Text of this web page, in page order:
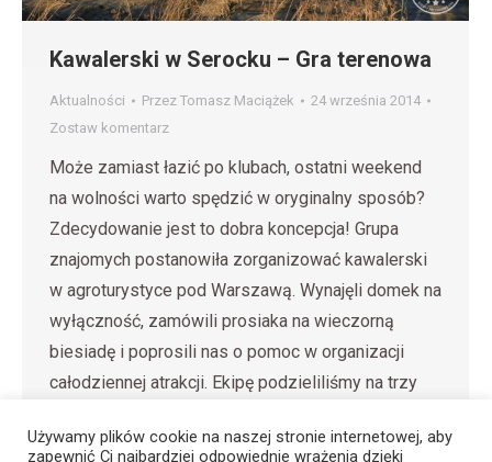
Kawalerski w Serocku – Gra terenowa
Aktualności Przez Tomasz Maciążek
24 września 2014
Zostaw komentarz
Może zamiast łazić po klubach, ostatni weekend
na wolności warto spędzić w oryginalny sposób?
Zdecydowanie jest to dobra koncepcja! Grupa
znajomych postanowiła zorganizować kawalerski
w agroturystyce pod Warszawą. Wynajęli domek na
wyłączność, zamówili prosiaka na wieczorną
biesiadę i poprosili nas o pomoc w organizacji
całodziennej atrakcji. Ekipę podzieliliśmy na trzy
Używamy plików cookie na naszej stronie internetowej, aby
zapewnić Ci najbardziej odpowiednie wrażenia dzięki